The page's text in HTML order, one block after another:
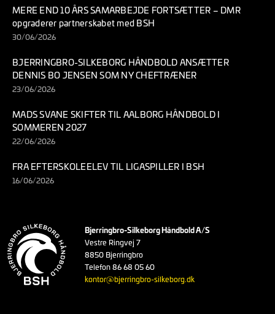
MERE END 10 ÅRS SAMARBEJDE FORTSÆTTER – DMR
opgraderer partnerskabet med BSH
30/06/2026
BJERRINGBRO-SILKEBORG HÅNDBOLD ANSÆTTER
DENNIS BO JENSEN SOM NY CHEFTRÆNER
23/06/2026
MADS SVANE SKIFTER TIL AALBORG HÅNDBOLD I
SOMMEREN 2027
22/06/2026
FRA EFTERSKOLEELEV TIL LIGASPILLER I BSH
16/06/2026
Bjerringbro-Silkeborg Håndbold A/S
Vestre Ringvej 7
8850 Bjerringbro
Telefon 86 68 05 60
kontor@bjerringbro-silkeborg.dk